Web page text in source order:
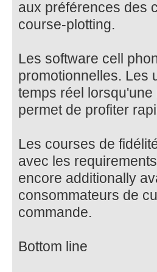
aux préférences des
course-plotting.
Les software cell
promotionnelles. Les
temps réel
permet de profiter
Les courses de
avec les
encore additionally
consommateurs de
commande.
Bottom line